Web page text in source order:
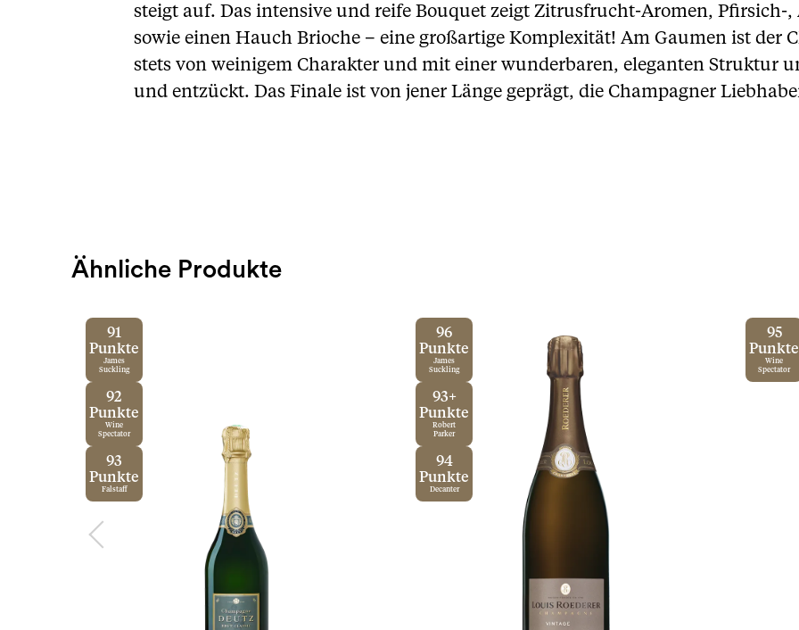
steigt auf. Das intensive und reife Bouquet zeigt Zitrusfrucht-Aromen, Pfirsich-
sowie einen Hauch Brioche – eine großartige Komplexität! Am Gaumen ist der
stets von weinigem Charakter und mit einer wunderbaren, eleganten Struktur
und entzückt. Das Finale ist von jener Länge geprägt, die Champagner
Ähnliche Produkte
91
Punkte
James
Suckling
92
Punkte
Wine
Spectator
93
Punkte
Falstaff
96
Punkte
James
Suckling
93+
Punkte
Robert
Parker
94
Punkte
Decanter
95
Punkte
Wine
Spectator